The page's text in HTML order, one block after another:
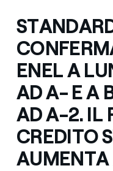
ENEL A
AD A- E
AD A-2.
CREDITO
AUMENTA